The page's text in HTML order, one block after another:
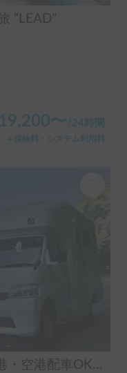
"LEAD"
19,200〜 /24時間
＋保険料・システム利用料
ノーススワンゼロ | 苫小牧港・空港配車OK！愛犬と楽しむコンパクトなアレンH🐶